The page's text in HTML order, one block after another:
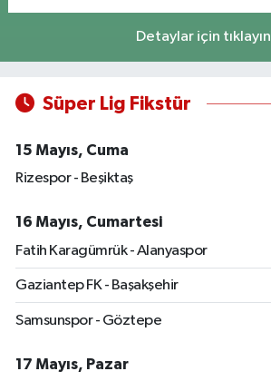
Detaylar için tıklayın
Süper Lig Fikstür
15 Mayıs, Cuma
Rizespor - Beşiktaş
16 Mayıs, Cumartesi
Fatih Karagümrük - Alanyaspor
Gaziantep FK - Başakşehir
Samsunspor - Göztepe
17 Mayıs, Pazar